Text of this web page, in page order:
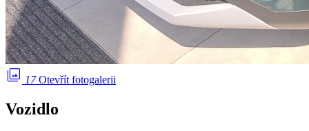
photo_library 17 Otevřít fotogalerii
Vozidlo